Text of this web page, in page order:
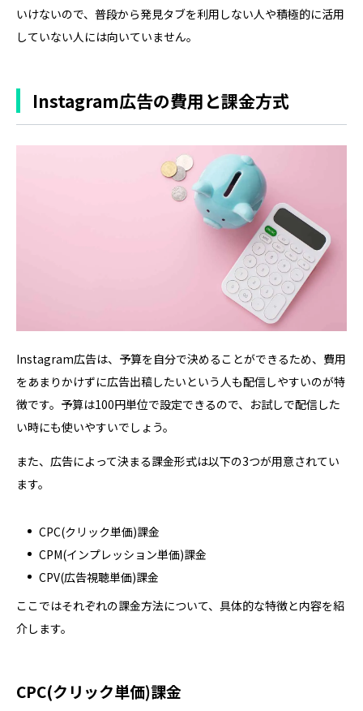
いけないので、普段から発見タブを利用しない人や積極的に活用
していない人には向いていません。
Instagram広告の費用と課金方式
Instagram広告は、予算を自分で決めることができるため、費用
をあまりかけずに広告出稿したいという人も配信しやすいのが特
徴です。予算は100円単位で設定できるので、お試しで配信した
い時にも使いやすいでしょう。
また、広告によって決まる課金形式は以下の3つが用意されてい
ます。
CPC(クリック単価)課金
CPM(インプレッション単価)課金
CPV(広告視聴単価)課金
ここではそれぞれの課金方法について、具体的な特徴と内容を紹
介します。
CPC(クリック単価)課金